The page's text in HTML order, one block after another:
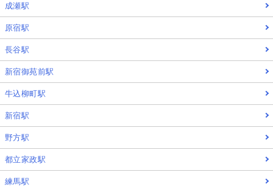
成瀬駅
原宿駅
長谷駅
新宿御苑前駅
牛込柳町駅
新宿駅
野方駅
都立家政駅
練馬駅